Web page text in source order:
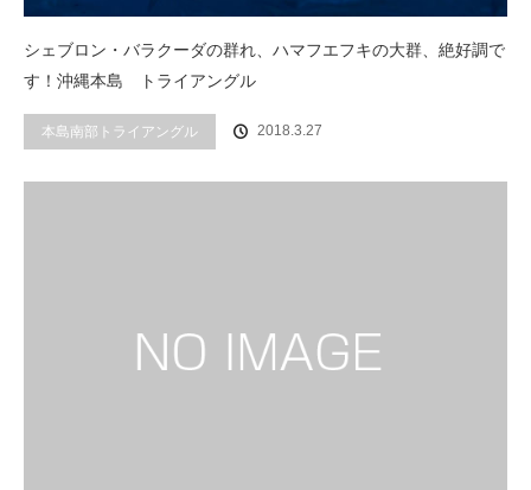
シェブロン・バラクーダの群れ、ハマフエフキの大群、絶好調で
す！沖縄本島 トライアングル
本島南部トライアングル 2018.3.27